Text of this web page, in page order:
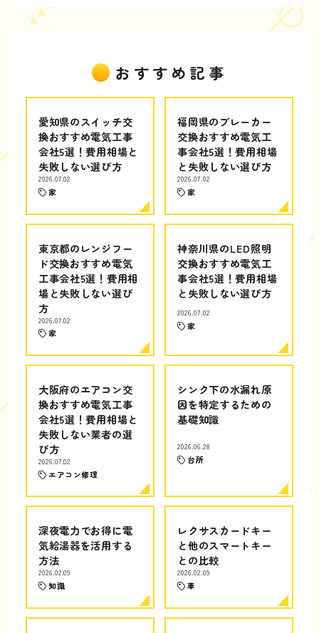
おすすめ記事
愛知県のスイッチ交
換おすすめ電気工事
会社5選！費用相場と
失敗しない選び方
2026.07.02
家
福岡県のブレーカー
交換おすすめ電気工
事会社5選！費用相場
と失敗しない選び方
2026.07.02
家
東京都のレンジフー
ド交換おすすめ電気
工事会社5選！費用相
場と失敗しない選び
方
2026.07.02
家
神奈川県のLED照明
交換おすすめ電気工
事会社5選！費用相場
と失敗しない選び方
2026.07.02
家
大阪府のエアコン交
換おすすめ電気工事
会社5選！費用相場と
失敗しない業者の選
び方
2026.07.02
エアコン修理
シンク下の水漏れ原
因を特定するための
基礎知識
2026.06.28
台所
深夜電力でお得に電
気給湯器を活用する
方法
2026.02.09
知識
レクサスカードキー
と他のスマートキー
との比較
2026.02.09
車